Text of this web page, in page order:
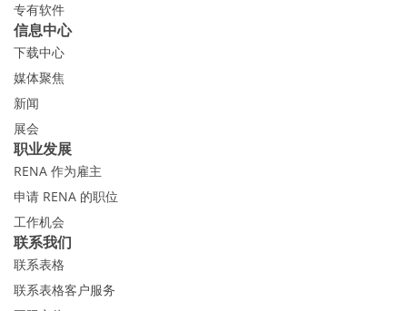
专有软件
信息中心
下载中心
媒体聚焦
新闻
展会
职业发展
RENA 作为雇主
申请 RENA 的职位
工作机会
联系我们
联系表格
联系表格客户服务